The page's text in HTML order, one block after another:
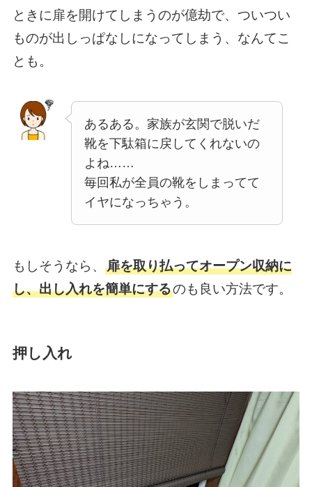
ときに扉を開けてしまうのが億劫で、ついつい
ものが出しっぱなしになってしまう、なんてこ
とも。
あるある。家族が玄関で脱いだ
靴を下駄箱に戻してくれないの
よね……
毎回私が全員の靴をしまってて
イヤになっちゃう。
もしそうなら、 扉を取り払ってオープン収納に
し、出し入れを簡単にするのも良い方法です。
押し入れ